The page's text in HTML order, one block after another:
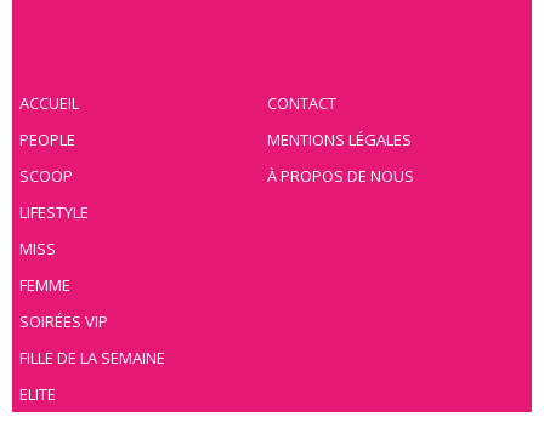
ACCUEIL
PEOPLE
SCOOP
LIFESTYLE
MISS
FEMME
SOIRÉES VIP
FILLE DE LA SEMAINE
ELITE
CONTACT
MENTIONS LÉGALES
À PROPOS DE NOUS